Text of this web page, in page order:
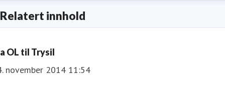
Relatert innhold
OL til Trysil
november 2014 11:54